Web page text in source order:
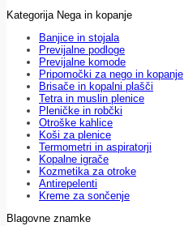
Kategorija Nega in kopanje
Banjice in stojala
Previjalne podloge
Previjalne komode
Pripomočki za nego in kopanje
Brisače in kopalni plašči
Tetra in muslin plenice
Pleničke in robčki
Otroške kahlice
Koši za plenice
Termometri in aspiratorji
Kopalne igrače
Kozmetika za otroke
Antirepelenti
Kreme za sončenje
Blagovne znamke